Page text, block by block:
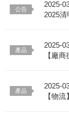
2025-
2025
2025-
【廠
2025-
【物